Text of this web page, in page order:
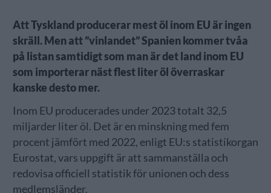
Att Tyskland producerar mest öl inom EU är ingen
skräll. Men att ”vinlandet” Spanien kommer tvåa
på listan samtidigt som man är det land inom EU
som importerar näst flest liter öl överraskar
kanske desto mer.
Inom EU producerades under 2023 totalt 32,5
miljarder liter öl. Det är en minskning med fem
procent jämfört med 2022, enligt EU:s statistikorgan
Eurostat, vars uppgift är att sammanställa och
redovisa officiell statistik för unionen och dess
medlemsländer.